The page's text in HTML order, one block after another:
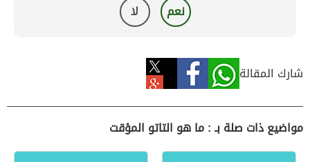
نعم لا
شارك المقالة
مواضيع ذات صلة بـ : ما هو التاتو المؤقت